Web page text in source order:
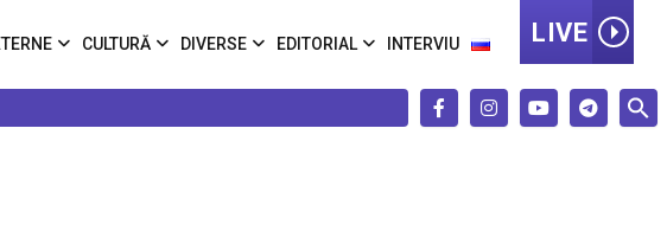
CULTURĂ DIVERSE EDITORIAL INTERVIU LIVE